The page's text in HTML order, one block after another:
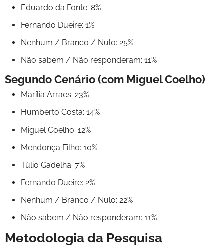
Eduardo da Fonte: 8%
Fernando Dueire: 1%
Nenhum / Branco / Nulo: 25%
Não sabem / Não responderam: 11%
Segundo Cenário (com Miguel Coelho)
Marília Arraes: 23%
Humberto Costa: 14%
Miguel Coelho: 12%
Mendonça Filho: 10%
Túlio Gadelha: 7%
Fernando Dueire: 2%
Nenhum / Branco / Nulo: 22%
Não sabem / Não responderam: 11%
Metodologia da Pesquisa